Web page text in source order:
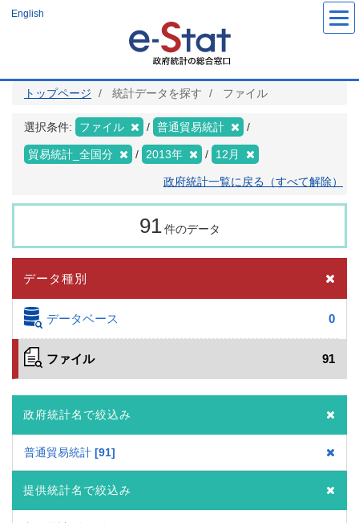
ツ
English
トップページ 統計データを探す ファイル
選択条件: ファイル 普通貿易統計
貿易統計_全国分 2013年 12月
政府統計一覧に戻る（すべて解除）
91 件のデータ
データ種別
データベース 0
ファイル 91
政府統計名で絞込み
普通貿易統計 91
提供統計名で絞込み